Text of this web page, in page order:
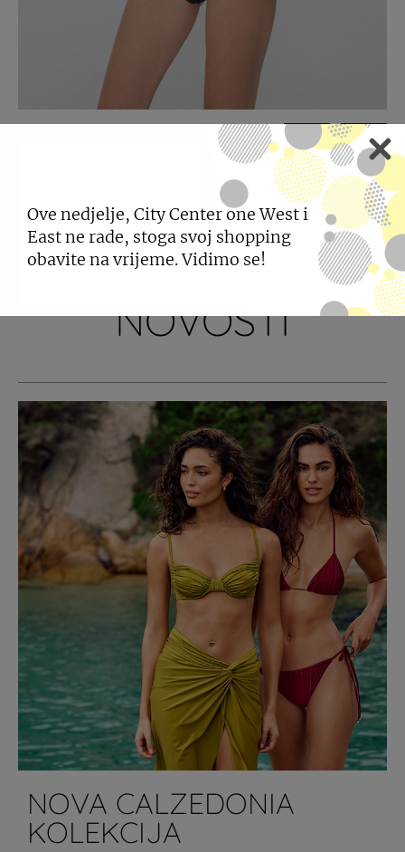
PODIJELI
POGLEDAJTE JOŠ
NOVOSTI
NOVA CALZEDONIA
KOLEKCIJA
Ove nedjelje, City Center one West i
East ne rade, stoga svoj shopping
obavite na vrijeme. Vidimo se!